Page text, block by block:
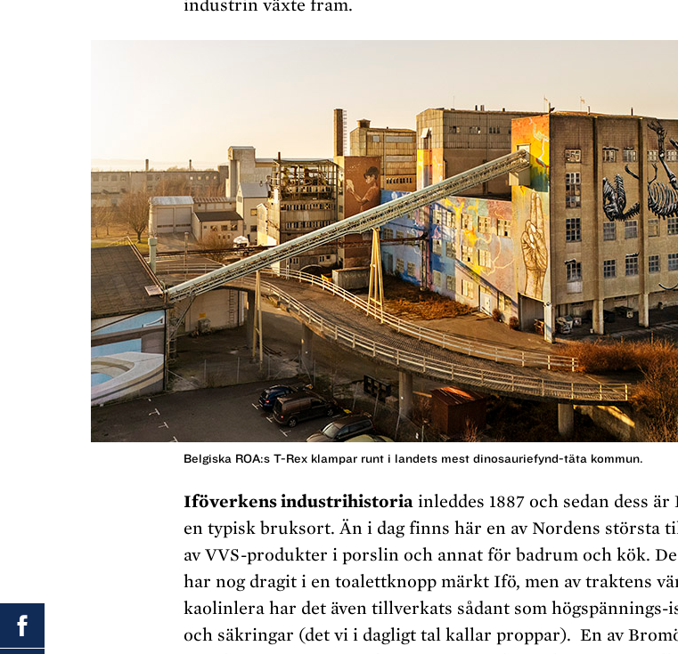
industrin växte fram.
Belgiska ROA:s T-Rex klampar runt i landets mest dinosauriefynd-täta kommun.
Iföverkens industrihistoria inleddes 1887 och sedan dess
en typisk bruksort. Än i dag finns här en av Nordens största
av VVS-produkter i porslin och annat för badrum och kök.
har nog dragit i en toalettknopp märkt Ifö, men av traktens
kaolinlera har det även tillverkats sådant som högspännings-
och säkringar (det vi i dagligt tal kallar proppar). En av